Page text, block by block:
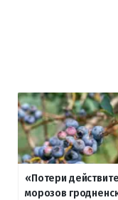
«Потери
морозов